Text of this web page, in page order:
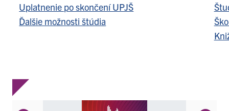
Uplatnenie po skončení UPJŠ
Ďalšie možnosti štúdia